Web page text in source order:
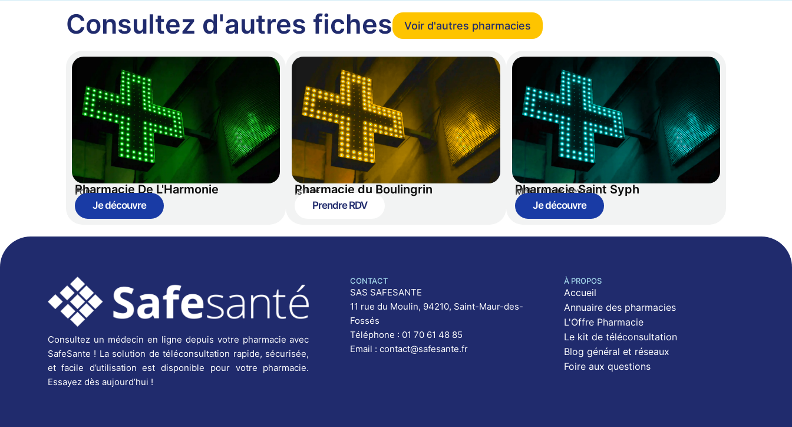
Consultez d'autres fiches Voir d'autres pharmacies
Pharmacie De L'Harmonie
Foix
Je découvre
Pharmacie du Boulingrin
Istres
Prendre RDV
Pharmacie Saint Syph
Mehun sur Yevre
Je découvre
Consultez un médecin en ligne depuis votre pharmacie avec
SafeSante ! La solution de téléconsultation rapide, sécurisée,
et facile d’utilisation est disponible pour votre pharmacie.
Essayez dès aujourd’hui !
CONTACT
SAS SAFESANTE
11 rue du Moulin, 94210, Saint-Maur-des-
Fossés
Téléphone : 01 70 61 48 85
Email : contact@safesante.fr
À PROPOS
Accueil
Annuaire des pharmacies
L'Offre Pharmacie
Le kit de téléconsultation
Blog général et réseaux
Foire aux questions